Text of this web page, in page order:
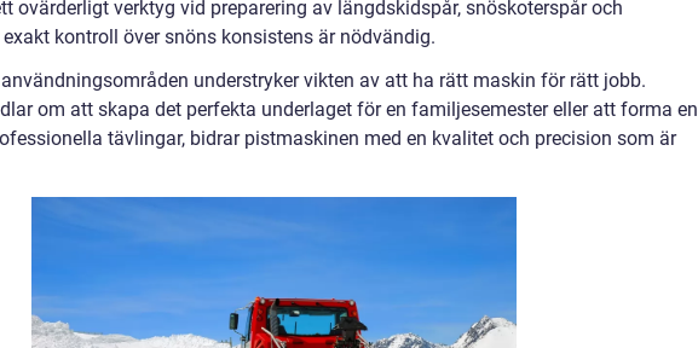
ovärderligt verktyg vid preparering av längdskidspår, snöskoterspår och
kontroll över snöns konsistens är nödvändig.
understryker vikten av att ha rätt maskin för rätt jobb.
om att skapa det perfekta underlaget för en familjesemester eller att forma en
tävlingar, bidrar pistmaskinen med en kvalitet och precision som är